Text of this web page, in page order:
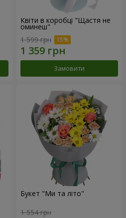
Квіти в коробці "Щастя не
оминеш"
1 599 грн
Замовити
Букет "Ми та літо"
1 554 грн